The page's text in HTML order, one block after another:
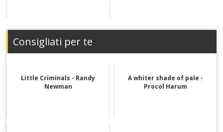
Consigliati per te
Little Criminals - Randy
Newman
A whiter shade of pale -
Procol Harum